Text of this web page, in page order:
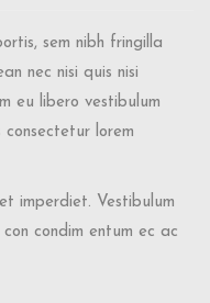
sem nibh fringilla
nec nisi quis nisi
eu libero vestibulum
lorem
imperdiet. Vestibulum
condim entum ec ac